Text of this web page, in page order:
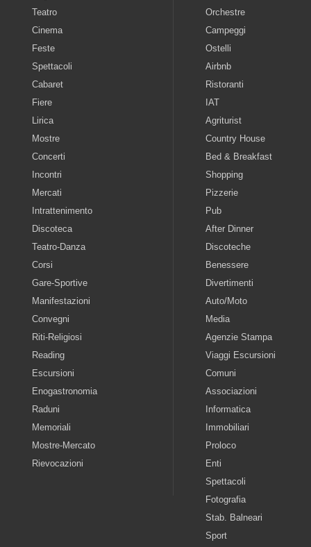
Teatro
Cinema
Feste
Spettacoli
Cabaret
Fiere
Lirica
Mostre
Concerti
Incontri
Mercati
Intrattenimento
Discoteca
Teatro-Danza
Corsi
Gare-Sportive
Manifestazioni
Convegni
Riti-Religiosi
Reading
Escursioni
Enogastronomia
Raduni
Memoriali
Mostre-Mercato
Rievocazioni
Orchestre
Campeggi
Ostelli
Airbnb
Ristoranti
IAT
Agriturist
Country House
Bed & Breakfast
Shopping
Pizzerie
Pub
After Dinner
Discoteche
Benessere
Divertimenti
Auto/Moto
Media
Agenzie Stampa
Viaggi Escursioni
Comuni
Associazioni
Informatica
Immobiliari
Proloco
Enti
Spettacoli
Fotografia
Stab. Balneari
Sport